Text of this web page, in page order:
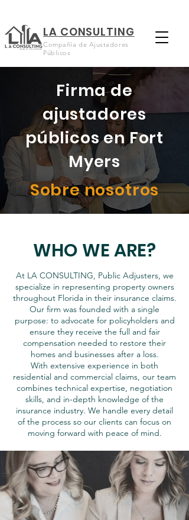
LA CONSULTING
Compañía de Ajustadores
Públicos
Firma de
ajustadores
públicos en Fort
Myers
Sobre nosotros
WHO WE ARE?
At LA CONSULTING, Public Adjusters, we
specialize in representing property owners
throughout Florida in their insurance claims.
Our firm was founded with a single
purpose: to advocate for policyholders and
ensure they receive the full and fair
compensation needed to restore their
homes and businesses after a loss.
With extensive experience in both
residential and commercial claims, our team
combines technical expertise, negotiation
skills, and in-depth knowledge of the
insurance industry. We handle every detail
of the process so our clients can focus on
moving forward with peace of mind.